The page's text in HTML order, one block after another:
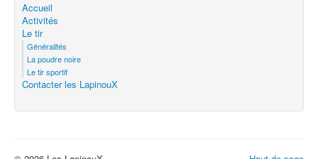
Accueil
Activités
Le tir
Généralités
La poudre noire
Le tir sportif
Contacter les LapinouX